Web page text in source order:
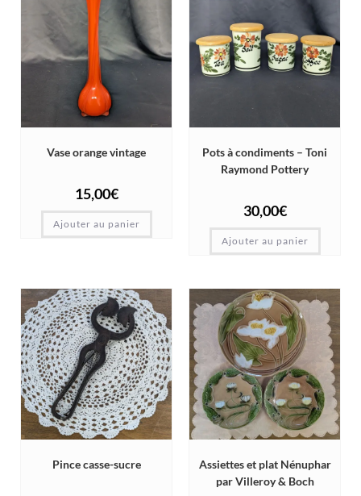
Vase orange vintage
15,00€
Ajouter au panier
Pots à condiments – Toni
Raymond Pottery
30,00€
Ajouter au panier
Pince casse-sucre
Assiettes et plat Nénuphar
par Villeroy & Boch